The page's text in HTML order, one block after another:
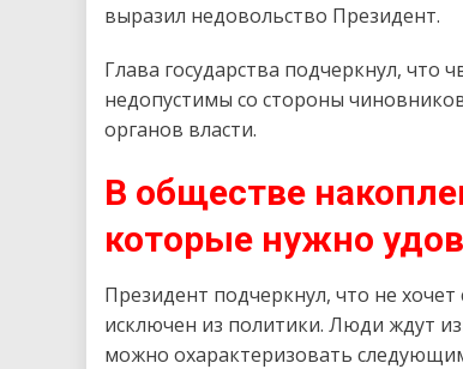
выразил недовольство Президент.
Глава государства подчеркнул,
недопустимы со стороны
органов власти.
В обществе
которые нужно
Президент подчеркнул, что не
исключен из политики. Люди ждут
можно охарактеризовать